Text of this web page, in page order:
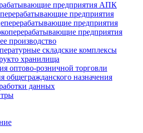
предприятия АПК
предприятия
предприятия
предприятия
производство
складские комплексы
хранилища
оптово-розничной торговли
общегражданского назначения
данных